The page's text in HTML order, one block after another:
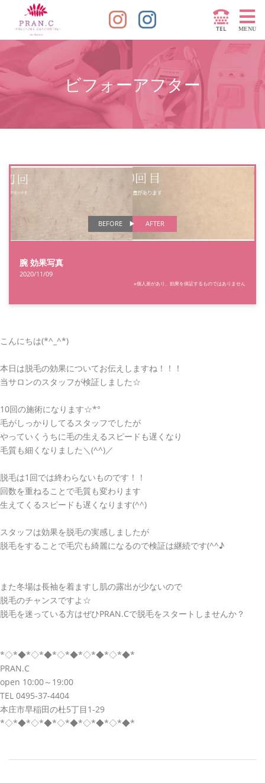
ビフォーアフター
BEFORE AFTER
腕 効果写真
2020/11/09
※個人差があり、効果を保証するものではありません
こんにちは(*^_^*)
本日は脱毛の効果についてお伝えしますね！！！
当サロンのスタッフが検証しました☆
10回の施術になります☆*°
毛がしっかりしてるスタッフでしたが
やっていくうちに毛の生えるスピードも遅くなり
毛質も細くなりました＼(^^)／
脱毛は1回では終わらないものです！！
回数を重ねることで毛質も変わります
生えてくるスピードも遅くなります(^^)
スタッフは効果を脱毛の実感しましたが
脱毛をすることで毛穴も綺麗になるので検証は継続です(^^♪
また冬場は長袖を着ますし肌の露出が少ないので
脱毛のチャンスですよ☆
脱毛を迷っている方はぜひPRAN.Cで脱毛をスタートしませんか？
*◇*◆*◇*◆*◇*◆*◇*◆*◇*◆*
PRAN.C
open 10:00～19:00
TEL 0495-37-4404
本庄市早稲田の杜5丁目1-29
*◇*◆*◇*◆*◇*◆*◇*◆*◇*◆*